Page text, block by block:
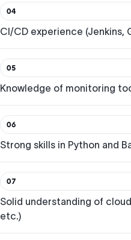
04
CI/CD experience (Jenkins,
05
Knowledge of monitoring
06
Strong skills in Python and
07
Solid understanding of
etc.)